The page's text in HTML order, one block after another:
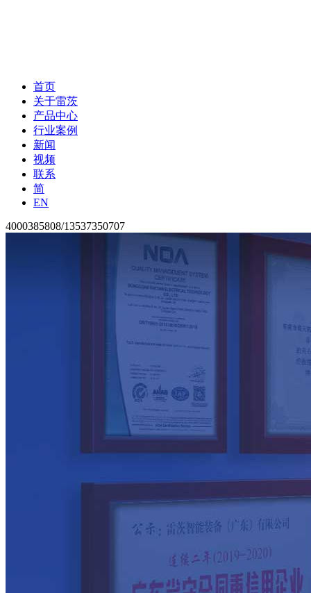
首页
关于雷茨
产品中心
行业案例
新闻
视频
联系
简
EN
4000385808/13537350707